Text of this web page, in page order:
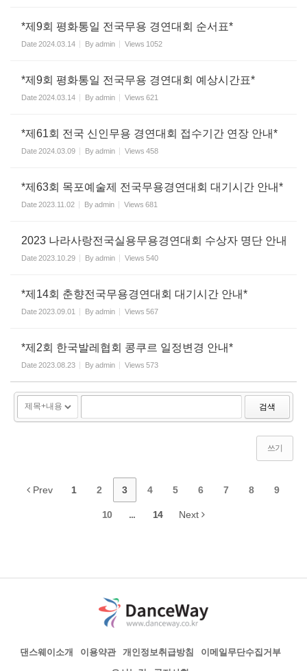
*제9회 평화통일 전국무용 경연대회 순서표*
Date2024.03.14 Byadmin Views 1052
*제9회 평화통일 전국무용 경연대회 예상시간표*
Date2024.03.14 Byadmin Views 621
*제61회 전국 신인무용 경연대회 접수기간 연장 안내*
Date2024.03.09 Byadmin Views 458
*제63회 목포예술제 전국무용경연대회 대기시간 안내*
Date2023.11.02 Byadmin Views 681
2023 나라사랑전국실용무용경연대회 수상자 명단 안내
Date2023.10.29 Byadmin Views 540
*제14회 춘향전국무용경연대회 대기시간 안내*
Date2023.09.01 Byadmin Views 567
*제2회 한국발레협회 콩쿠르 일정변경 안내*
Date2023.08.23 Byadmin Views 573
검색
쓰기
Prev 1 2 3 4 5 6 7 8 9
10 ... 14 Next
댄스웨이소개 이용약관 개인정보취급방침
이메일무단수집거부